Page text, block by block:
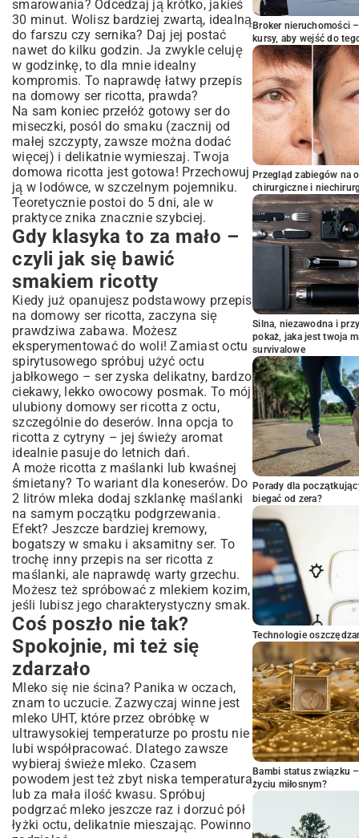
smarowania? Odcedzaj ją krótko, jakieś
30 minut. Wolisz bardziej zwartą, idealną
do farszu czy sernika? Daj jej postać
nawet do kilku godzin. Ja zwykle celuję
w godzinkę, to dla mnie idealny
kompromis. To naprawdę łatwy przepis
na domowy ser ricotta, prawda?
Na sam koniec przełóż gotowy ser do
miseczki, posól do smaku (zacznij od
małej szczypty, zawsze można dodać
więcej) i delikatnie wymieszaj. Twoja
domowa ricotta jest gotowa! Przechowuj
ją w lodówce, w szczelnym pojemniku.
Teoretycznie postoi do 5 dni, ale w
praktyce znika znacznie szybciej.
Gdy klasyka to za mało –
czyli jak się bawić
smakiem ricotty
Kiedy już opanujesz podstawowy przepis
na domowy ser ricotta, zaczyna się
prawdziwa zabawa. Możesz
eksperymentować do woli! Zamiast octu
spirytusowego spróbuj użyć octu
jabłkowego – ser zyska delikatny, bardzo
ciekawy, lekko owocowy posmak. To mój
ulubiony domowy ser ricotta z octu,
szczególnie do deserów. Inna opcja to
ricotta z cytryny – jej świeży aromat
idealnie pasuje do letnich dań.
A może ricotta z maślanki lub kwaśnej
śmietany? To wariant dla koneserów. Do
2 litrów mleka dodaj szklankę maślanki
na samym początku podgrzewania.
Efekt? Jeszcze bardziej kremowy,
bogatszy w smaku i aksamitny ser. To
trochę inny przepis na ser ricotta z
maślanki, ale naprawdę warty grzechu.
Możesz też spróbować z mlekiem kozim,
jeśli lubisz jego charakterystyczny smak.
Coś poszło nie tak?
Spokojnie, mi też się
zdarzało
Mleko się nie ścina? Panika w oczach,
znam to uczucie. Zazwyczaj winne jest
mleko UHT, które przez obróbkę w
ultrawysokiej temperaturze po prostu nie
lubi współpracować. Dlatego zawsze
wybieraj świeże mleko. Czasem
powodem jest też zbyt niska temperatura
lub za mała ilość kwasu. Spróbuj
podgrzać mleko jeszcze raz i dorzuć pół
łyżki octu, delikatnie mieszając. Powinno
Broker nieruchomości
kursy, aby wejść do
Przegląd zabiegów na
chirurgiczne i
Silna, niezawodna i
pokaż, jaka jest twoja
survivalowe
Porady dla
biegać od zera?
Technologie
Bambi status związku
życiu miłosnym?